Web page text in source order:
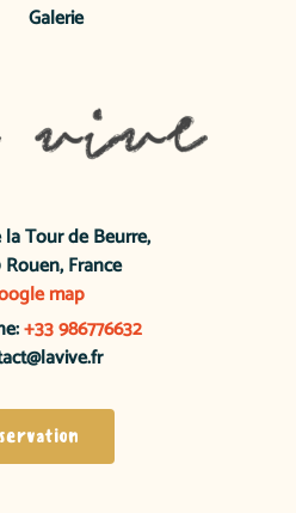
Galerie
Tour de Beurre,
France
map
+33 986776632